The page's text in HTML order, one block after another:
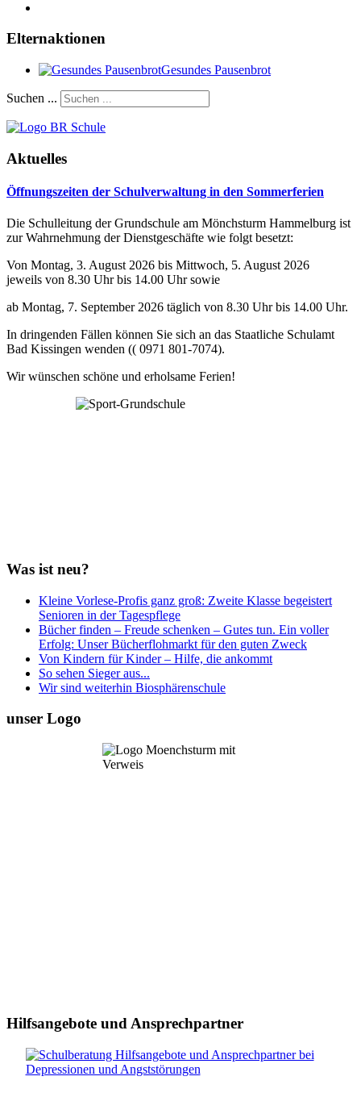
Elternaktionen
Gesundes Pausenbrot
Suchen ...
Aktuelles
Öffnungszeiten der Schulverwaltung in den Sommerferien
Die Schulleitung der Grundschule am Mönchsturm Hammelburg ist
zur Wahrnehmung der Dienstgeschäfte wie folgt besetzt:
Von Montag, 3. August 2026 bis Mittwoch, 5. August 2026
jeweils von 8.30 Uhr bis 14.00 Uhr sowie
ab Montag, 7. September 2026 täglich von 8.30 Uhr bis 14.00 Uhr.
In dringenden Fällen können Sie sich an das Staatliche Schulamt
Bad Kissingen wenden (( 0971 801-7074).
Wir wünschen schöne und erholsame Ferien!
Was ist neu?
Kleine Vorlese-Profis ganz groß: Zweite Klasse begeistert
Senioren in der Tagespflege
Bücher finden – Freude schenken – Gutes tun. Ein voller
Erfolg: Unser Bücherflohmarkt für den guten Zweck
Von Kindern für Kinder – Hilfe, die ankommt
So sehen Sieger aus...
Wir sind weiterhin Biosphärenschule
unser Logo
Hilfsangebote und Ansprechpartner